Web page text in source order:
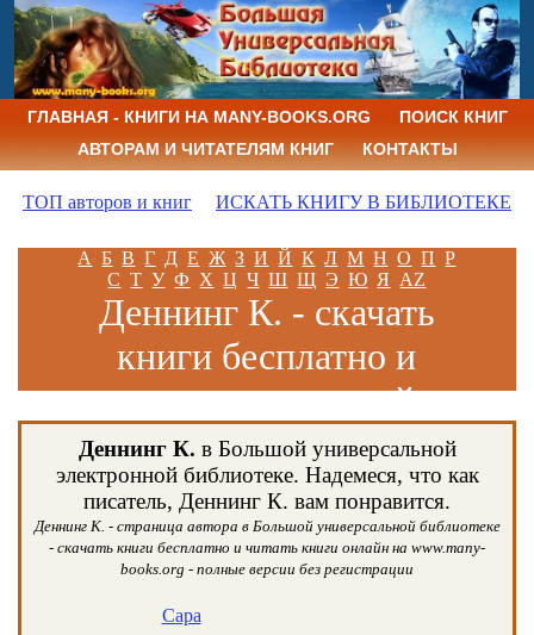
ГЛАВНАЯ - КНИГИ НА MANY-BOOKS.ORG
ПОИСК КНИГ
АВТОРАМ И ЧИТАТЕЛЯМ КНИГ
КОНТАКТЫ
ТОП авторов и книг ИСКАТЬ КНИГУ В БИБЛИОТЕКЕ
А Б В Г Д Е Ж З И Й К Л М Н О П Р
С Т У Ф Х Ц Ч Ш Щ Э Ю Я AZ
Деннинг К. - скачать
книги бесплатно и
читать книги онлайн
Деннинг К. в Большой универсальной
электронной библиотеке. Надемеся, что как
писатель, Деннинг К. вам понравится.
Деннинг К. - страница автора в Большой универсальной библиотеке
- скачать книги бесплатно и читать книги онлайн на www.many-
books.org - полные версии без регистрации
Сара